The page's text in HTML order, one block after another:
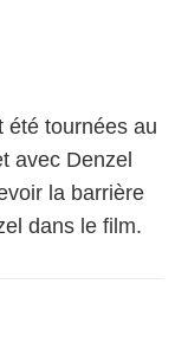
été tournées au
avec Denzel
la barrière
dans le film.